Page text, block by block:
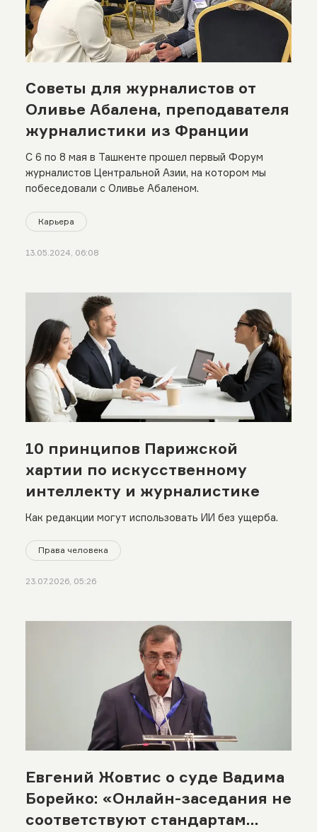
Советы для журналистов от
Оливье Абалена, преподавателя
журналистики из Франции
С 6 по 8 мая в Ташкенте прошел первый Форум
журналистов Центральной Азии, на котором мы
побеседовали с Оливье Абаленом.
Карьера
13.05.2024, 06:08
10 принципов Парижской
хартии по искусственному
интеллекту и журналистике
Как редакции могут использовать ИИ без ущерба.
Права человека
23.07.2026, 05:26
Евгений Жовтис о суде Вадима
Борейко: «Онлайн-заседания не
соответствуют стандартам